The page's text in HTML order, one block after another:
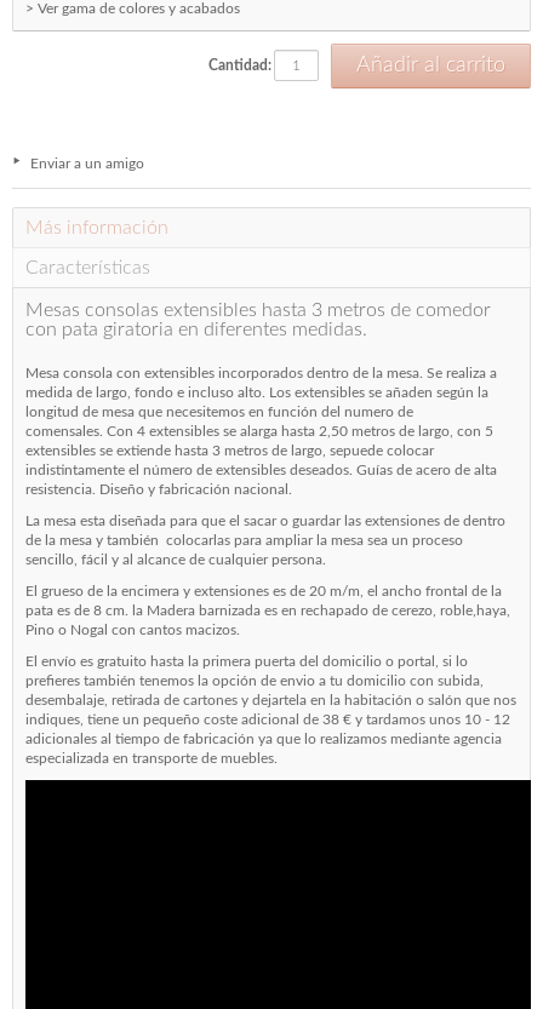
> Ver gama de colores y acabados
Cantidad:
Enviar a un amigo
Más información
Características
Mesas consolas extensibles hasta 3 metros de comedor
con pata giratoria en diferentes medidas.
Mesa consola con extensibles incorporados dentro de la mesa. Se realiza a
medida de largo, fondo e incluso alto. Los extensibles se añaden según la
longitud de mesa que necesitemos en función del numero de
comensales. Con 4 extensibles se alarga hasta 2,50 metros de largo, con 5
extensibles se extiende hasta 3 metros de largo, sepuede colocar
indistintamente el número de extensibles deseados. Guías de acero de alta
resistencia. Diseño y fabricación nacional.
La mesa esta diseñada para que el sacar o guardar las extensiones de dentro
de la mesa y también colocarlas para ampliar la mesa sea un proceso
sencillo, fácil y al alcance de cualquier persona.
El grueso de la encimera y extensiones es de 20 m/m, el ancho frontal de la
pata es de 8 cm. la Madera barnizada es en rechapado de cerezo, roble,haya,
Pino o Nogal con cantos macizos.
El envío es gratuito hasta la primera puerta del domicilio o portal, si lo
prefieres también tenemos la opción de envio a tu domicilio con subida,
desembalaje, retirada de cartones y dejartela en la habitación o salón que nos
indiques, tiene un pequeño coste adicional de 38 € y tardamos unos 10 - 12
adicionales al tiempo de fabricación ya que lo realizamos mediante agencia
especializada en transporte de muebles.